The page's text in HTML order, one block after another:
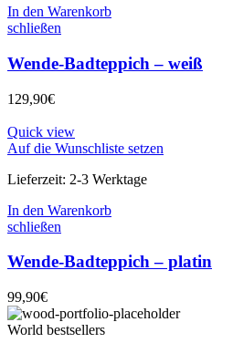
In den Warenkorb
schließen
Wende-Badteppich – weiß
129,90€
Quick view
Auf die Wunschliste setzen
Lieferzeit: 2-3 Werktage
In den Warenkorb
schließen
Wende-Badteppich – platin
99,90€
World bestsellers